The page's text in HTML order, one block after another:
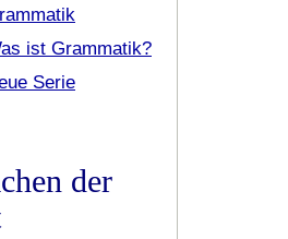
ist Grammatik?
Serie
der